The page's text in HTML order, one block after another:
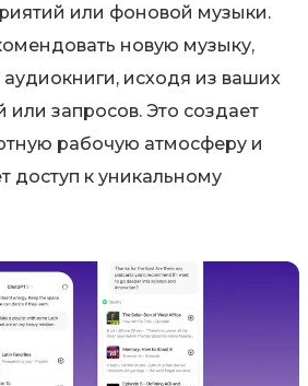
или фоновой музыки.
новую музыку,
исходя из ваших
или запросов. Это создает
рабочую атмосферу и
доступ к уникальному